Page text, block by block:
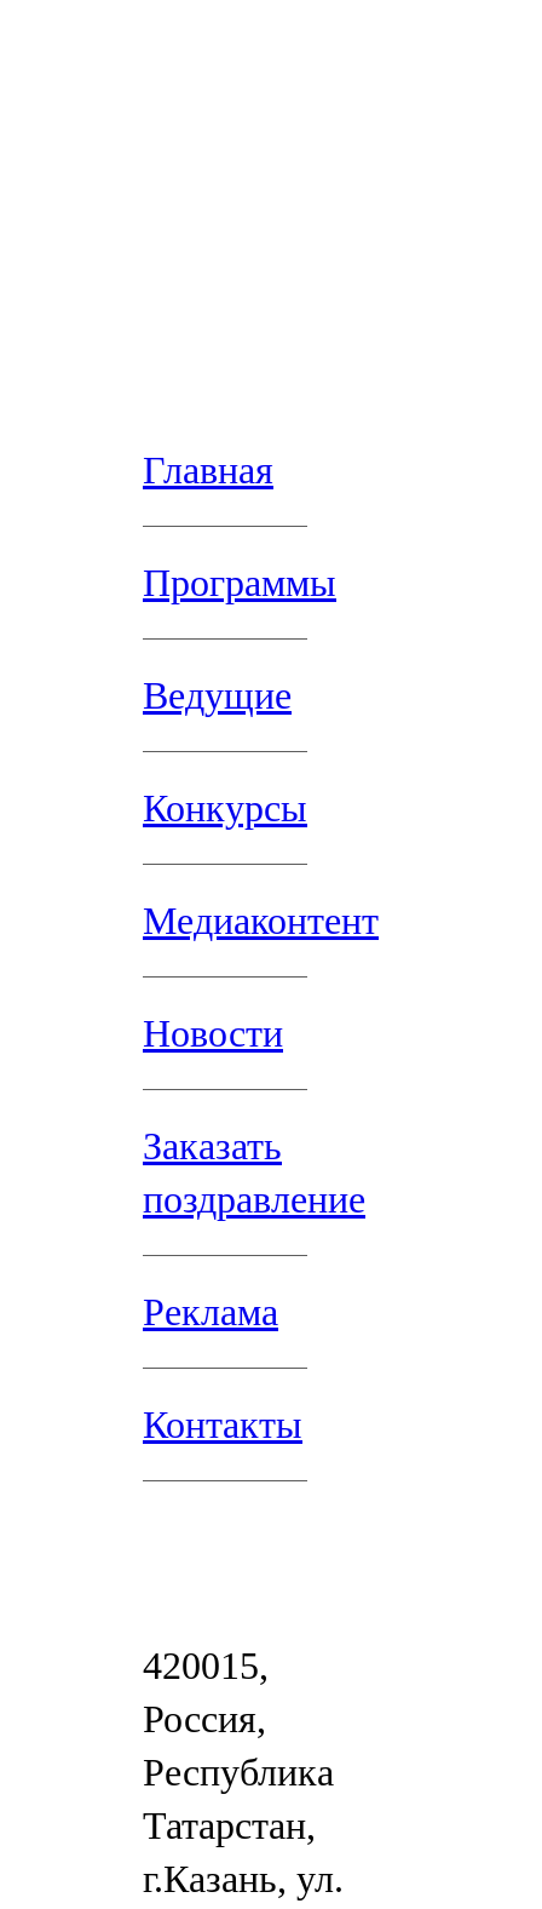
Главная
Программы
Ведущие
Конкурсы
Медиаконтент
Новости
Заказать
поздравление
Реклама
Контакты
420015,
Россия,
Республика
Татарстан,
г.Казань, ул.